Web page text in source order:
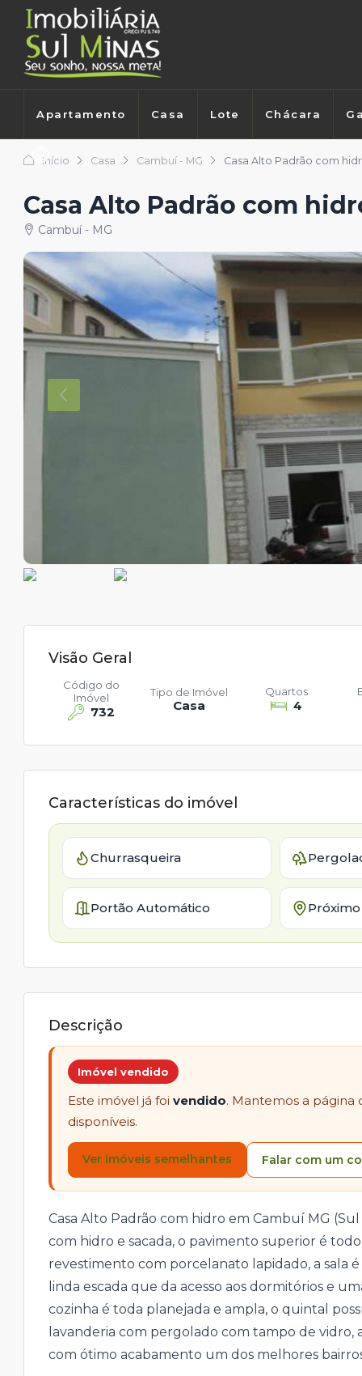
Apartamento Casa Lote Chácara
Início Casa Cambuí - MG Casa Alto Padrão com
Casa Alto Padrão com
Cambuí - MG
Visão Geral
732
Código do
Imóvel
Casa
Tipo de Imóvel
4
Quartos
Características do imóvel
Churrasqueira
Portão Automático
Descrição
Imóvel vendido
Este imóvel já foi vendido. Mantemos a página
disponíveis.
Ver imóveis semelhantes Falar com um
Casa Alto Padrão com hidro em Cambuí MG
com hidro e sacada, o pavimento superior é
revestimento com porcelanato lapidado, a sala
linda escada que da acesso aos dormitórios e
cozinha é toda planejada e ampla, o quintal
lavanderia com pergolado com tampo de vidro,
com ótimo acabamento um dos melhores